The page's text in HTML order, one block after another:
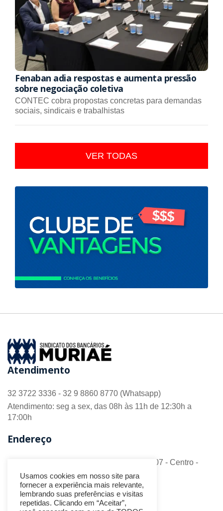
Fenaban adia respostas e aumenta pressão
sobre negociação coletiva
CONTEC cobra propostas concretas para demandas
sociais, sindicais e trabalhistas
VER TODAS
Atendimento
32 3722 3336 - 32 9 8860 8770 (Whatsapp)
Atendimento: seg a sex, das 08h às 11h de 12:30h a
17:00h
Endereço
R. Barão do Monte Alto nº 70 - Sala 306/307 - Centro -
CEP 36.880-018 - Muriaé/MG
Redes Sociais
Usamos cookies em nosso site para
fornecer a experiência mais relevante,
lembrando suas preferências e visitas
repetidas. Clicando em “Aceitar”,